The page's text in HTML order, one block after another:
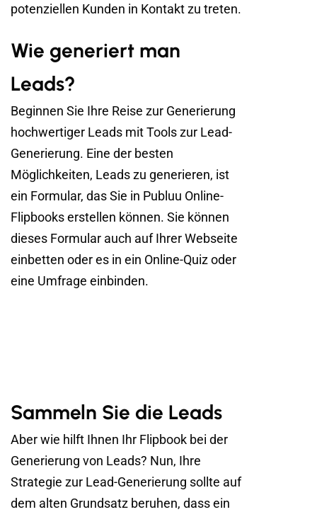
potenziellen Kunden in Kontakt zu treten.
Wie generiert man
Leads?
Beginnen Sie Ihre Reise zur Generierung
hochwertiger Leads mit Tools zur Lead-
Generierung. Eine der besten
Möglichkeiten, Leads zu generieren, ist
ein Formular, das Sie in Publuu Online-
Flipbooks erstellen können. Sie können
dieses Formular auch auf Ihrer Webseite
einbetten oder es in ein Online-Quiz oder
eine Umfrage einbinden.
Sammeln Sie die Leads
Aber wie hilft Ihnen Ihr Flipbook bei der
Generierung von Leads? Nun, Ihre
Strategie zur Lead-Generierung sollte auf
dem alten Grundsatz beruhen, dass ein